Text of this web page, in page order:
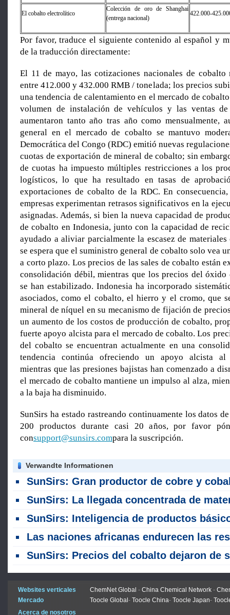
El cobalto electrolítico
Colección de oro de Shanghai
(entrega nacional)
422.000-
Por favor, traduce el siguiente contenido al español y
de la traducción directamente:
El 11 de mayo, las cotizaciones nacionales de cobalto
entre 412.000 y 432.000 RMB / tonelada; los precios
una tendencia de calentamiento en el mercado de
volumen de instalación de vehículos y las ventas de
aumentaron tanto año tras año como mensualmente,
general en el mercado de cobalto se mantuvo
Democrática del Congo (RDC) emitió nuevas
cuotas de exportación de mineral de cobalto; sin
de cuotas ha impuesto múltiples restricciones a los
logísticos, lo que ha resultado en tasas de
exportaciones de cobalto de la RDC. En
empresas experimentan retrasos significativos en la
asignadas. Además, si bien la nueva capacidad de
de cobalto en Indonesia, junto con la capacidad de
ayudado a aliviar parcialmente la escasez de
se espera que el suministro general de cobalto solo vea
a corto plazo. Los precios de las sales de cobalto están
consolidación débil, mientras que los precios del
se han estabilizado. Indonesia ha incorporado
asociados, como el cobalto, el hierro y el cromo, que
mineral de níquel en su mecanismo de fijación de
un aumento de los costos de producción de cobalto,
fuerte apoyo alcista para el mercado de cobalto. Los
del cobalto se encuentran actualmente en una
tendencia continúa ofreciendo un apoyo alcista al
mientras que las presiones bajistas han comenzado a
el mercado de cobalto mantiene un impulso al alza,
a la baja ha disminuido.
SunSirs ha estado rastreando continuamente los datos
200 productos durante casi 20 años, por favor
consupport@sunsirs.compara la suscripción.
Verwandte Informationen
SunSirs: Gran productor de cobre y cobalto cambia política de exportación; empresas mineras chinas establecen de forma preventiva líneas de procesamiento aguas
SunSirs: La llegada concentrada de materias primas de cobalto a los puertos llevó a una fuerte caída en los precios del
SunSirs: Inteligencia de productos básicos a granel de las industrias de productos de metales no ferrosos (22 de julio de
Las naciones africanas endurecen las restricciones a las exportaciones de minerales
SunSirs: Precios del cobalto dejaron de subir y cayeron en
Websites verticales ChemNet Global - China Chemical Network -
Mercado
Toocle Global - Toocle China- Toocle Japan-
Acerca de nosotros